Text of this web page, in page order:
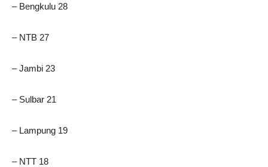
– Bengkulu 28
– NTB 27
– Jambi 23
– Sulbar 21
– Lampung 19
– NTT 18